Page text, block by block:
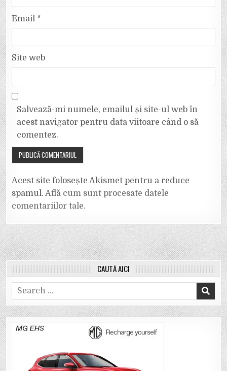
Email *
Site web
Salvează-mi numele, emailul și site-ul web în
acest navigator pentru data viitoare când o să
comentez.
Acest site folosește Akismet pentru a reduce
spamul. Află cum sunt procesate datele
comentariilor tale.
CAUTĂ AICI
Search
for: